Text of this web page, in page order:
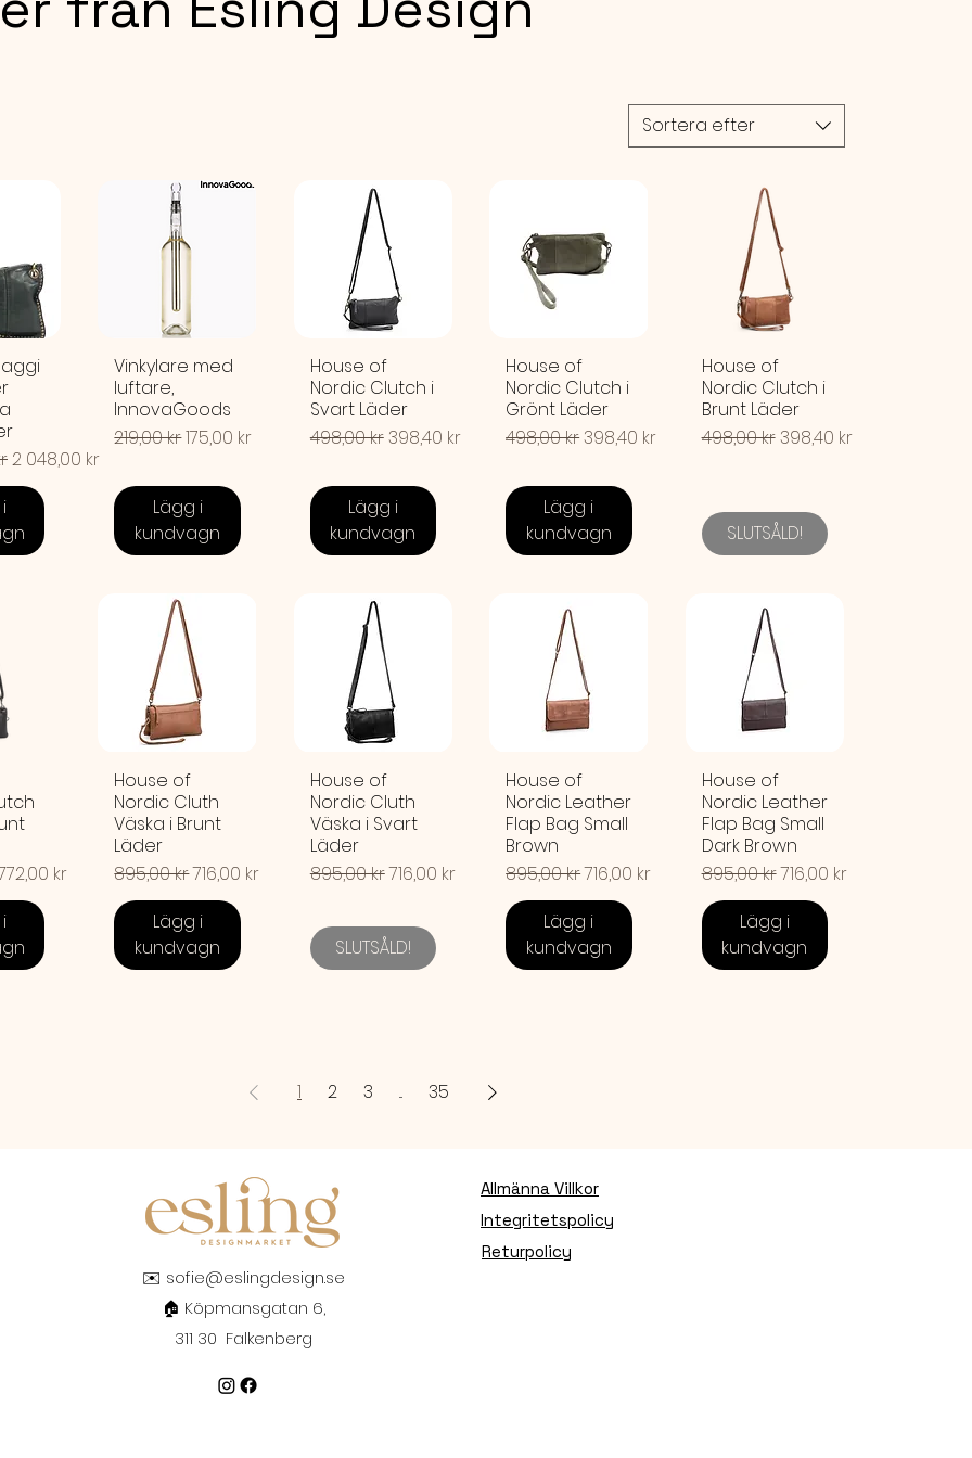
Cirka 15,5-23,5 cm Höjd: ca. 19 mm
Sortera efter
Reapris
2 048,00 kr
Vinkylare med
luftare,
InnovaGoods
Ordinarie pris
219,00 krReapris
175,00 kr
Lägg i
kundvagn
House of
Nordic Clutch i
Svart Läder
Ordinarie pris
498,00 krReapris
398,40 kr
Lägg i
kundvagn
House of
Nordic Clutch i
Grönt Läder
Ordinarie pris
498,00 krReapris
398,40 kr
Lägg i
kundvagn
House of
Nordic Clutch i
Brunt Läder
Ordinarie pris
498,00 krReapris
398,40 kr
SLUTSÅLD!
kr
House of
Nordic Cluth
Väska i Brunt
Läder
Ordinarie pris
895,00 krReapris
716,00 kr
Lägg i
kundvagn
House of
Nordic Cluth
Väska i Svart
Läder
Ordinarie pris
895,00 krReapris
716,00 kr
SLUTSÅLD!
House of
Nordic Leather
Flap Bag Small
Brown
Ordinarie pris
895,00 krReapris
716,00 kr
Lägg i
kundvagn
House of
Nordic Leather
Flap Bag Small
Dark Brown
Ordinarie pris
895,00 krReapris
716,00 kr
Lägg i
kundvagn
1 2 3 ... 35
Allmänna Villkor
Integritetspolicy
Returpolicy
✉️ sofie@eslingdesign.se
🏠 Köpmansgatan 6,
311 30 Falkenberg